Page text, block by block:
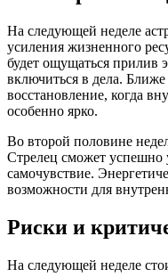
На следующей неделе
усиления жизненного
будет ощущаться прилив
включиться в дела.
восстановление, когда
особенно ярко.
Во второй половине
Стрелец сможет успешно
самочувствие.
возможности для
Риски и
На следующей неделе